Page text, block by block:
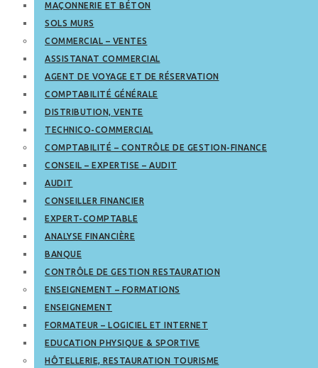
MAÇONNERIE ET BÉTON
SOLS MURS
COMMERCIAL – VENTES
ASSISTANAT COMMERCIAL
AGENT DE VOYAGE ET DE RÉSERVATION
COMPTABILITÉ GÉNÉRALE
DISTRIBUTION, VENTE
TECHNICO-COMMERCIAL
COMPTABILITÉ – CONTRÔLE DE GESTION-FINANCE
CONSEIL – EXPERTISE – AUDIT
AUDIT
CONSEILLER FINANCIER
EXPERT-COMPTABLE
ANALYSE FINANCIÈRE
BANQUE
CONTRÔLE DE GESTION RESTAURATION
ENSEIGNEMENT – FORMATIONS
ENSEIGNEMENT
FORMATEUR – LOGICIEL ET INTERNET
EDUCATION PHYSIQUE & SPORTIVE
HÔTELLERIE, RESTAURATION TOURISME